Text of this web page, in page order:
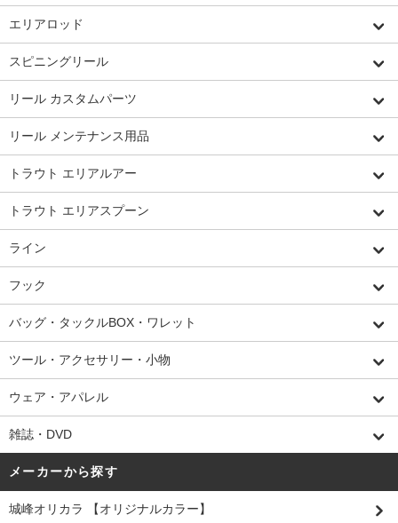
エリアロッド
スピニングリール
リール カスタムパーツ
リール メンテナンス用品
トラウト エリアルアー
トラウト エリアスプーン
ライン
フック
バッグ・タックルBOX・ワレット
ツール・アクセサリー・小物
ウェア・アパレル
雑誌・DVD
メーカーから探す
城峰オリカラ 【オリジナルカラー】